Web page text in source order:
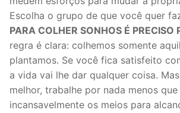
Escolha o grupo de que você quer
PARA COLHER SONHOS É
regra é clara: colhemos somente
plantamos. Se você fica satisfeito
a vida vai lhe dar qualquer coisa.
melhor, trabalhe por nada menos que
incansavelmente os meios para